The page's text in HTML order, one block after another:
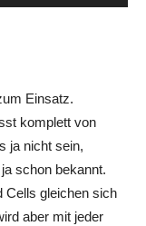
Einsatz.
komplett von
ja nicht sein,
schon bekannt.
Cells gleichen sich
aber mit jeder